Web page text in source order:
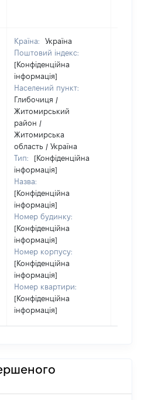
Країна:
Україна
Поштовий індекс:
[Конфіденційна
інформація]
Населений пункт:
Глибочиця /
Житомирський
район /
Житомирська
область / Україна
Тип:
[Конфіденційна
інформація]
Назва:
[Конфіденційна
інформація]
Номер будинку:
[Конфіденційна
інформація]
Номер корпусу:
[Конфіденційна
інформація]
Номер квартири:
[Конфіденційна
інформація]